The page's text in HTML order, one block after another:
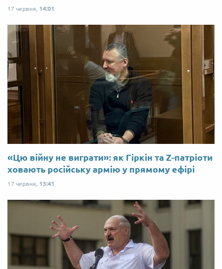
17 червня, 14:01
«Цю війну не виграти»: як Гіркін та Z-патріоти
ховають російську армію у прямому ефірі
17 червня, 13:41